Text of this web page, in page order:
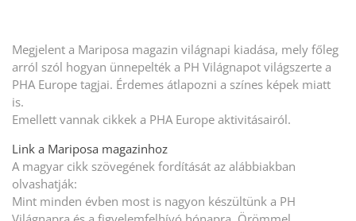
Megjelent a Mariposa magazin világnapi kiadása, mely főleg
arról szól hogyan ünnepelték a PH Világnapot világszerte a
PHA Europe tagjai. Érdemes átlapozni a színes képek miatt
is.
Emellett vannak cikkek a PHA Europe aktivitásairól.
Link a Mariposa magazinhoz
A magyar cikk szövegének fordítását az alábbiakban
olvashatják:
Mint minden évben most is nagyon készültünk a PH